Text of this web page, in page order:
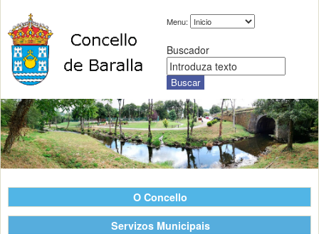
Menu:
Buscador
O Concello
Servizos Municipais